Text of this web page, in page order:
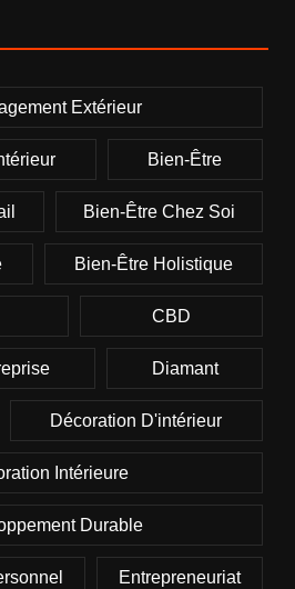
Extérieur
Bien-Être
Bien-Être Chez Soi
Bien-Être Holistique
CBD
Diamant
Décoration D'intérieur
Intérieure
Durable
Entrepreneuriat